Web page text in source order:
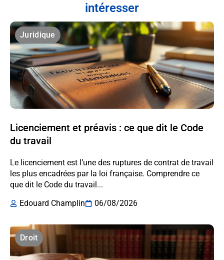
intéresser
Juridique
Licenciement et préavis : ce que dit le Code
du travail
Le licenciement est l’une des ruptures de contrat de travail
les plus encadrées par la loi française. Comprendre ce
que dit le Code du travail...
Edouard Champlin
06/08/2026
Droit